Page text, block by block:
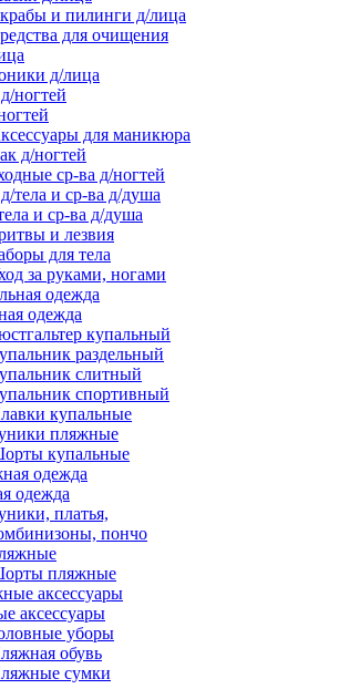
и пилинги д/лица
для очищения
д/лица
для маникюра
д/ногтей
ср-ва д/ногтей
и ср-ва д/душа
и лезвия
для тела
за руками, ногами
одежда
купальный
раздельный
слитный
спортивный
купальные
пляжные
купальные
одежда
платья,
пончо
пляжные
аксессуары
уборы
обувь
сумки